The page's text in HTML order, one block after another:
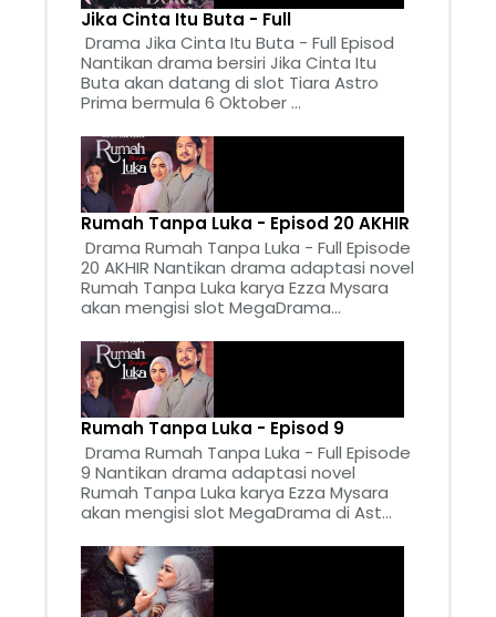
Jika Cinta Itu Buta - Full
Drama Jika Cinta Itu Buta - Full Episod
Nantikan drama bersiri Jika Cinta Itu
Buta akan datang di slot Tiara Astro
Prima bermula 6 Oktober ...
Rumah Tanpa Luka - Episod 20 AKHIR
Drama Rumah Tanpa Luka - Full Episode
20 AKHIR Nantikan drama adaptasi novel
Rumah Tanpa Luka karya Ezza Mysara
akan mengisi slot MegaDrama...
Rumah Tanpa Luka - Episod 9
Drama Rumah Tanpa Luka - Full Episode
9 Nantikan drama adaptasi novel
Rumah Tanpa Luka karya Ezza Mysara
akan mengisi slot MegaDrama di Ast...